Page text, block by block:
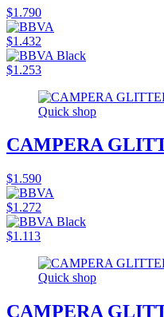
$1.790
$1.432
$1.253
Quick shop
CAMPERA
$1.590
$1.272
$1.113
Quick shop
CAMPERA